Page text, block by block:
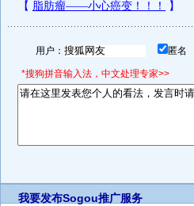
用户： 匿名
*搜狗拼音输入法，中文处理专家>>
我要发布Sogou推广服务